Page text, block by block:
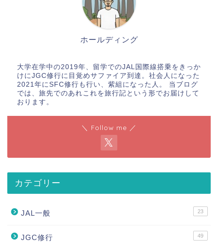
ホールディング
大学在学中の2019年、留学でのJAL国際線搭乗をきっか
けにJGC修行に目覚めサファイア到達。社会人になった
2021年にSFC修行も行い、紫組になった人。 当ブログ
では、旅先でのあれこれを旅行記という形でお届けして
おります。
＼ Follow me ／
カテゴリー
JAL一般 23
JGC修行 49